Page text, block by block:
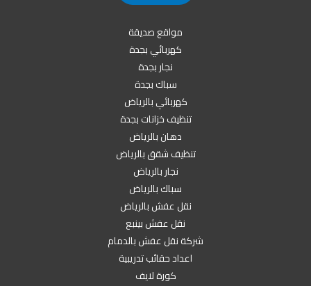
مواقع صديقة
كهربائي بجدة
نجار بجدة
سباك بجدة
كهربائي بالرياض
تنظيف خزانات بجدة
دهان بالرياض
تنظيف شقق بالرياض
نجار بالرياض
سباك بالرياض
نقل عفش بالرياض
نقل عفش بينبع
شركة نقل عفش بالدمام
اعداد حقائب تدريبية
كورة لايف